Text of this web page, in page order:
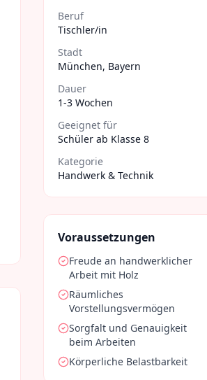
Beruf
Tischler/in
Stadt
München, Bayern
Dauer
1-3 Wochen
Geeignet für
Schüler ab Klasse 8
Kategorie
Handwerk & Technik
Voraussetzungen
Freude an handwerklicher
Arbeit mit Holz
Räumliches
Vorstellungsvermögen
Sorgfalt und Genauigkeit
beim Arbeiten
Körperliche Belastbarkeit